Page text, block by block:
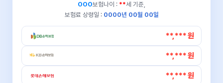
OOO보험나이 : **세 기준,
보험료 상령일 : 0000년 00월 00일
**,*** 원
**,*** 원
**,*** 원